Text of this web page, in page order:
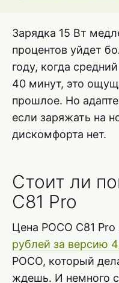
Зарядка 15 Вт
процентов уйдет
году, когда
40 минут, это
прошлое. Но
если заряжать на
дискомфорта нет.
Стоит ли
C81 Pro
Цена POCO C81
рублей за версию
POCO, который
ждешь. И немного